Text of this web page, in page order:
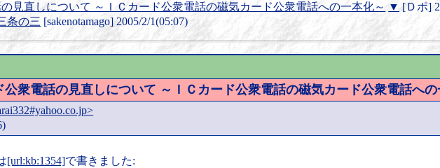
見直しについて ～ＩＣカード公衆電話の磁気カード公衆電話への一本化～ ▼ [Ｄポ]
条の三 [sakenotamago] 2005/2/1(05:07)
公衆電話の見直しについて ～ＩＣカード公衆電話の磁気カード公衆電話への
[url:kb:1354]で書きました: